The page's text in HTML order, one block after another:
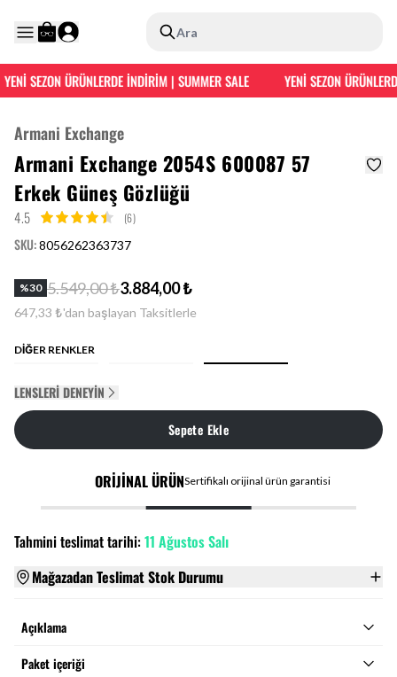
Ara
SEZON ÜRÜNLERDE İNDİRİM | SUMMER SALE YENİ SEZON
Armani Exchange
Armani Exchange 2054S 600087 57
Erkek Güneş Gözlüğü
4.5 (6)
SKU:8056262363737
%30 5.549,00 ₺3.884,00 ₺
647,33 ₺'dan başlayan Taksitlerle
DİĞER RENKLER
LENSLERI DENEYIN
Sepete Ekle
ORİJİNAL ÜRÜNSertifikalı orijinal ürün garantisi
Tahmini teslimat tarihi:11 Ağustos Salı
Mağazadan Teslimat Stok Durumu
Açıklama
Paket içeriği